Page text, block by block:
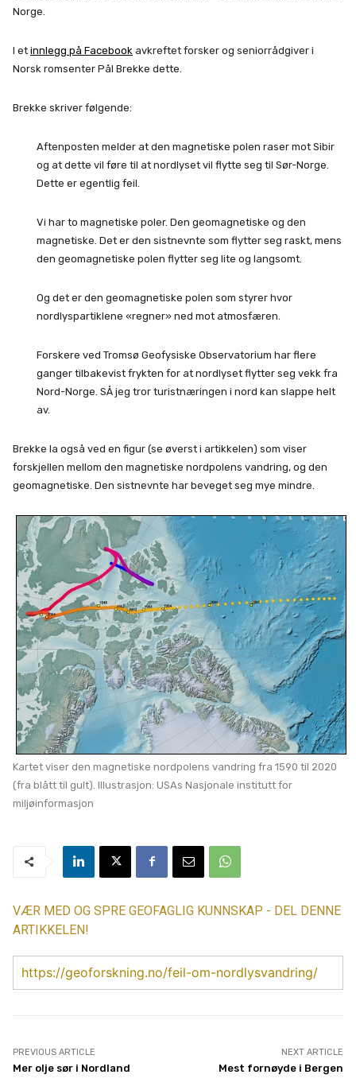
Norge.
I et innlegg på Facebook avkreftet forsker og seniorrådgiver i
Norsk romsenter Pål Brekke dette.
Brekke skriver følgende:
Aftenposten melder at den magnetiske polen raser mot Sibir
og at dette vil føre til at nordlyset vil flytte seg til Sør-Norge.
Dette er egentlig feil.
Vi har to magnetiske poler. Den geomagnetiske og den
magnetiske. Det er den sistnevnte som flytter seg raskt, mens
den geomagnetiske polen flytter seg lite og langsomt.
Og det er den geomagnetiske polen som styrer hvor
nordlyspartiklene «regner» ned mot atmosfæren.
Forskere ved Tromsø Geofysiske Observatorium har flere
ganger tilbakevist frykten for at nordlyset flytter seg vekk fra
Nord-Norge. SÅ jeg tror turistnæringen i nord kan slappe helt
av.
Brekke la også ved en figur (se øverst i artikkelen) som viser
forskjellen mellom den magnetiske nordpolens vandring, og den
geomagnetiske. Den sistnevnte har beveget seg mye mindre.
Kartet viser den magnetiske nordpolens vandring fra 1590 til 2020
(fra blått til gult). Illustrasjon: USAs Nasjonale institutt for
miljøinformasjon
VÆR MED OG SPRE GEOFAGLIG KUNNSKAP - DEL DENNE
ARTIKKELEN!
https://geoforskning.no/feil-om-nordlysvandring/
PREVIOUS ARTICLE
Mer olje sør i Nordland
NEXT ARTICLE
Mest fornøyde i Bergen